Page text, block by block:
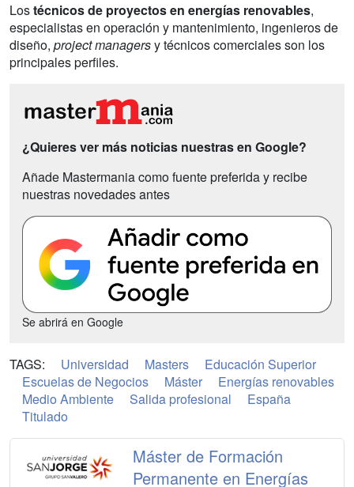
Lostécnicos de proyectos en energías renovables,
especialistas en operación y mantenimiento, ingenieros de
diseño, project managersy técnicos comerciales son los
principales perfiles.
¿Quieres ver más noticias nuestras en Google?
Añade Mastermania como fuente preferida y recibe
nuestras novedades antes
Se abrirá en Google
TAGS: Universidad Masters
Educación Superior
Escuelas de Negocios
Máster
Energías renovables
Medio Ambiente
Salida profesional
España
Titulado
Máster de Formación
Permanente en Energías